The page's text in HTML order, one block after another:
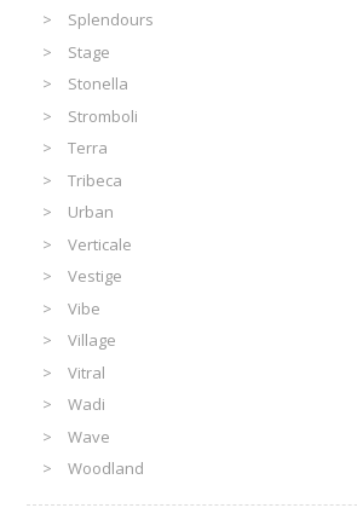
Splendours
Stage
Stonella
Stromboli
Terra
Tribeca
Urban
Verticale
Vestige
Vibe
Village
Vitral
Wadi
Wave
Woodland